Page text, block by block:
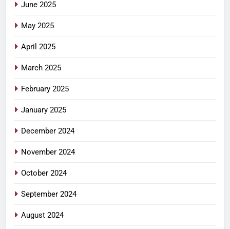
June 2025
May 2025
April 2025
March 2025
February 2025
January 2025
December 2024
November 2024
October 2024
September 2024
August 2024